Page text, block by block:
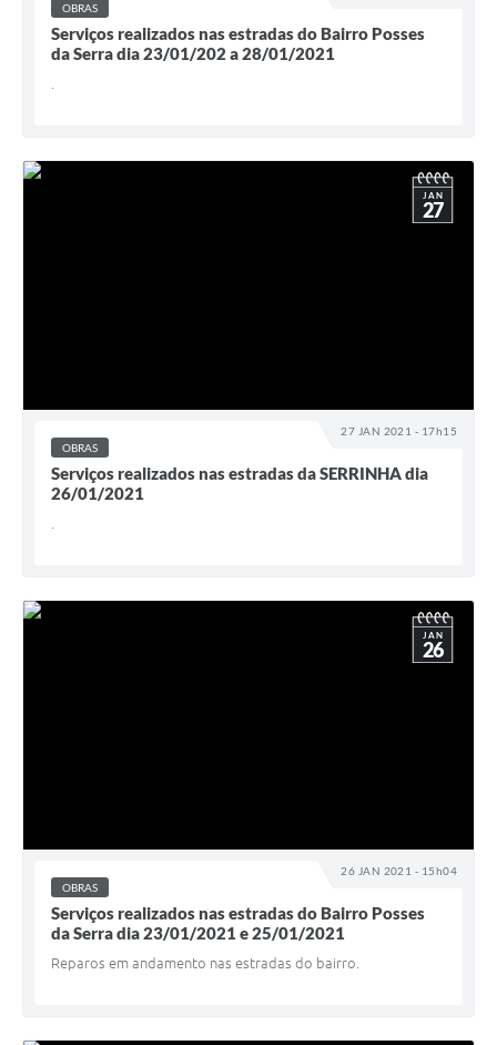
OBRAS
Serviços realizados nas estradas do Bairro Posses
da Serra dia 23/01/202 a 28/01/2021
27 JAN 2021 - 17h15
JAN
27
OBRAS
Serviços realizados nas estradas da SERRINHA dia
26/01/2021
26 JAN 2021 - 15h04
JAN
26
OBRAS
Serviços realizados nas estradas do Bairro Posses
da Serra dia 23/01/2021 e 25/01/2021
Reparos em andamento nas estradas do bairro.